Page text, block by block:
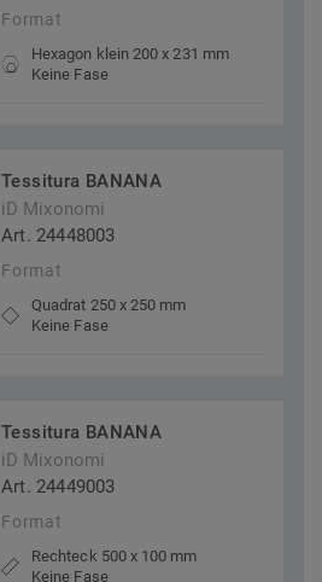
Format
Hexagon klein 200 x 231 mm
Keine Fase
Tessitura BANANA
iD Mixonomi
Art. 24448003
Format
Quadrat 250 x 250 mm
Keine Fase
Tessitura BANANA
iD Mixonomi
Art. 24449003
Format
Rechteck 500 x 100 mm
Keine Fase